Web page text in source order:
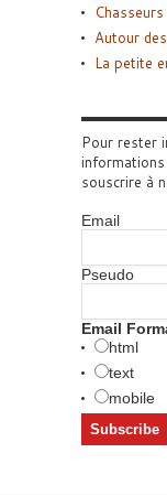
Autour
La petite
Pour rester
souscrire à
Email
Pseudo
Email
html
text
mobile